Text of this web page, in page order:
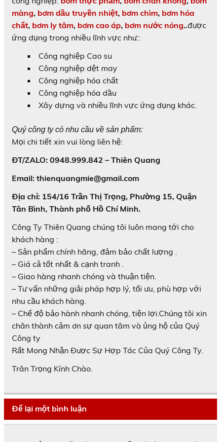
màng, bơm dầu truyền nhiệt, bơm chìm, bơm hóa
chất, bơm ly tâm, bơm cao áp, bơm nước nóng..được
ứng dụng trong nhiều lĩnh vực như::
Công nghiệp Cao su
Công nghiệp dệt may
Công nghiệp hóa chất
Công nghiệp hóa dầu
Xây dựng và nhiều lĩnh vực ứng dụng khác.
Quý công ty có nhu cầu về sản phẩm:
Mọi chi tiết xin vui lòng liên hệ:
ĐT/ZALO: 0948.999.842 – Thiên Quang
Email: thienquangmie@gmail.com
Địa chỉ: 154/16 Trần Thị Trọng, Phường 15, Quận
Tân Bình, Thành phố Hồ Chí Minh.
Công Ty Thiên Quang chúng tôi luôn mang tới cho
khách hàng :
– Sản phẩm chính hãng, đảm bảo chất lượng .
– Giá cả tốt nhất & cạnh tranh .
– Giao hàng nhanh chóng và thuận tiện.
– Tư vấn những giải pháp hợp lý, tối ưu, phù hợp với
nhu cầu khách hàng.
– Chế độ bảo hành nhanh chóng, tiện lợi.Chúng tôi xin
chân thành cảm ơn sự quan tâm và ủng hộ của Quý
Công ty
Rất Mong Nhận Được Sự Hợp Tác Của Quý Công Ty.
Trân Trọng Kính Chào.
Để lại một bình luận